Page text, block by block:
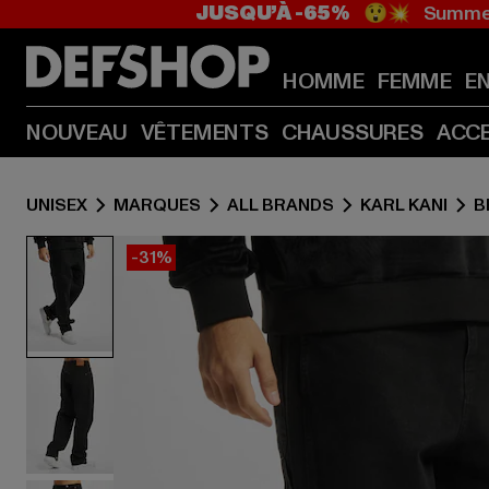
JUSQU’À -65% 😲💥
HOMME FEMME
NOUVEAU VÊTEMENTS CHAUSSURES
UNISEX MARQUES ALL BRANDS KARL KANI
-31%